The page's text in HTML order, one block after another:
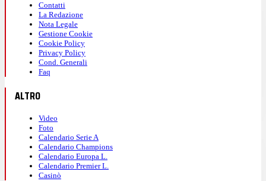
Contatti
La Redazione
Nota Legale
Gestione Cookie
Cookie Policy
Privacy Policy
Cond. Generali
Faq
ALTRO
Video
Foto
Calendario Serie A
Calendario Champions
Calendario Europa L.
Calendario Premier L.
Casinò